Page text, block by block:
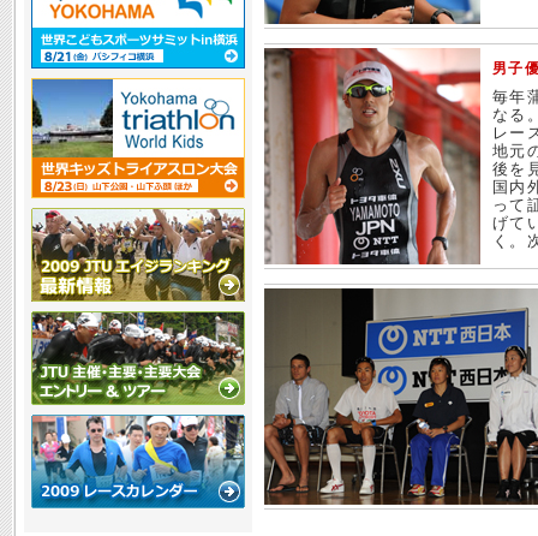
男子
毎年
なる
レー
地元
後を
国内
って
げて
く。